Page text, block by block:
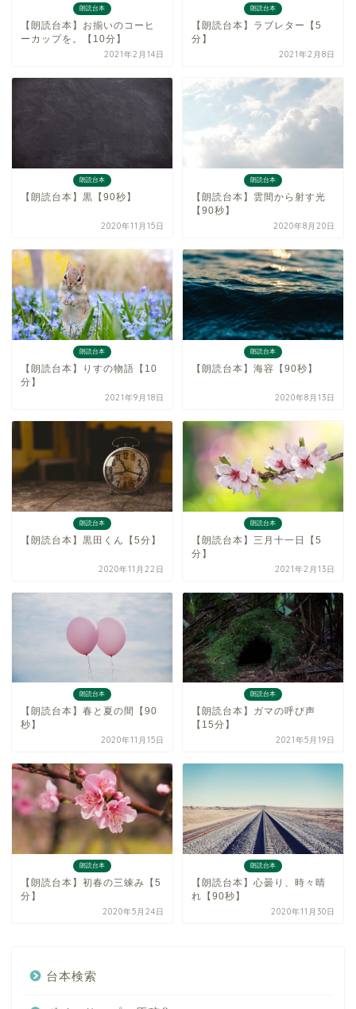
朗読台本
【朗読台本】お揃いのコーヒ
ーカップを。【10分】
2021年2月14日
朗読台本
【朗読台本】ラブレター【5
分】
2021年2月8日
朗読台本
【朗読台本】黒【90秒】
2020年11月15日
朗読台本
【朗読台本】雲間から射す光
【90秒】
2020年8月20日
朗読台本
【朗読台本】りすの物語【10
分】
2021年9月18日
朗読台本
【朗読台本】海容【90秒】
2020年8月13日
朗読台本
【朗読台本】黒田くん【5分】
2020年11月22日
朗読台本
【朗読台本】三月十一日【5
分】
2021年2月13日
朗読台本
【朗読台本】春と夏の間【90
秒】
2020年11月15日
朗読台本
【朗読台本】ガマの呼び声
【15分】
2021年5月19日
朗読台本
【朗読台本】初春の三竦み【5
分】
2020年5月24日
朗読台本
【朗読台本】心曇り、時々晴
れ【90秒】
2020年11月30日
台本検索